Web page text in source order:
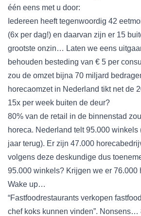
één eens met u door:
Iedereen heeft tegenwoordig 42
(6x per dag!) en daarvan zijn er 15
grootste onzin… Laten we eens
behouden besteding van € 5 per
zou de omzet bijna 70 miljard
horecaomzet in Nederland tikt net de
15x per week buiten de deur?
80% van de retail in de binnenstad
horeca. Nederland telt 95.000 winkels
jaar terug). Er zijn 47.000
volgens deze deskundige dus
95.000 winkels? Krijgen we er 76.000
Wake up…
“Fastfoodrestaurants verkopen
chef koks kunnen vinden”. Nonsens…